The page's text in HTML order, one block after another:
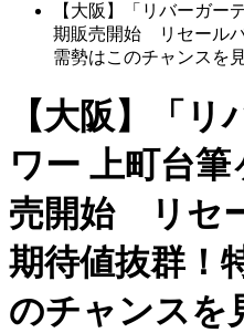
【大阪】「リバーガー
期販売開始 リセール
需勢はこのチャンスを
【大阪】「リ
ワー 上町台
売開始 リセ
期待値抜群！
のチャンスを